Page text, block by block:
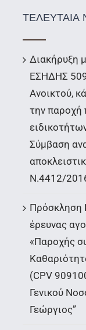
ΤΕΛΕΥΤΑΙΑ
Διακήρυξη
ΕΣΗΔΗΣ
Ανοικτού,
την
Σύμβαση
Ν.4412/
Πρόσκληση
έρευνας
«Παροχής
(CPV
Γενικού
Γεώργιος”